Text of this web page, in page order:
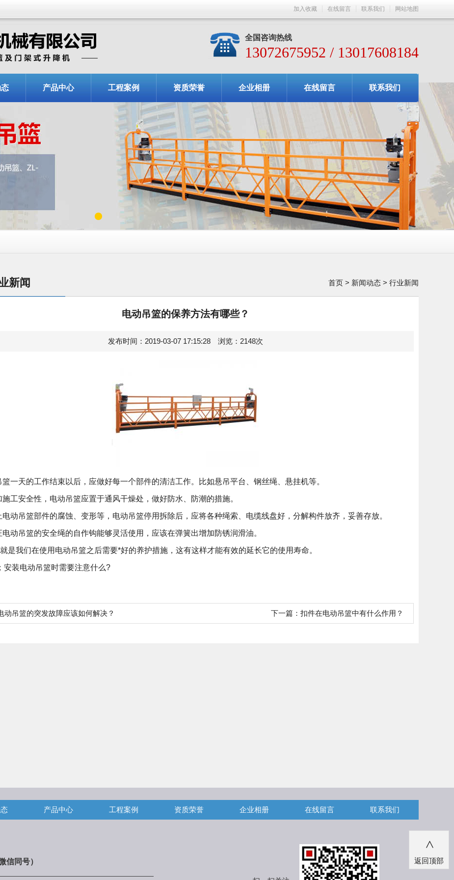
加入收藏 在线留言 联系我们 网站地图
全国咨询热线
13072675952 / 13017608184
产品中心 工程案例 资质荣誉 企业相册 在线留言 联系我们
1
首页 > 新闻动态 > 行业新闻
新闻
电动吊篮的保养方法有哪些？
发布时间：2019-03-07 17:15:28 浏览：2148次
篮一天的工作结束以后，应做好每一个部件的清洁工作。比如悬吊平台、钢丝绳、悬挂机等。
施工安全性，电动吊篮应置于通风干燥处，做好防水、防潮的措施。
电动吊篮部件的腐蚀、变形等，电动吊篮停用拆除后，应将各种绳索、电缆线盘好，分解构件放齐，妥善存放。
动吊篮的安全绳的自作钩能够灵活使用，应该在弹簧出增加防锈润滑油。
是我们在使用 电动吊篮之后需要*好的养护措施，这有这样才能有效的延长它的使用寿命。
安装电动吊篮时需要注意什么?
动吊篮的突发故障应该如何解决？ 下一篇： 扣件在电动吊篮中有什么作用？
产品中心 工程案例 资质荣誉 企业相册 在线留言 联系我们
信同号）
>
返回顶部